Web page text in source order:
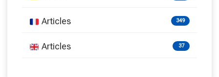
Articles 349
Articles 37